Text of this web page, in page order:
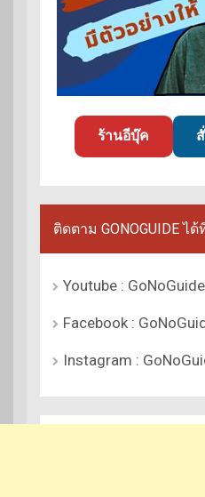
ร้านอีบุ๊ค
ติดตาม GONOGUIDE ได้
Youtube : GoNoGuide
Facebook :
Instagram :